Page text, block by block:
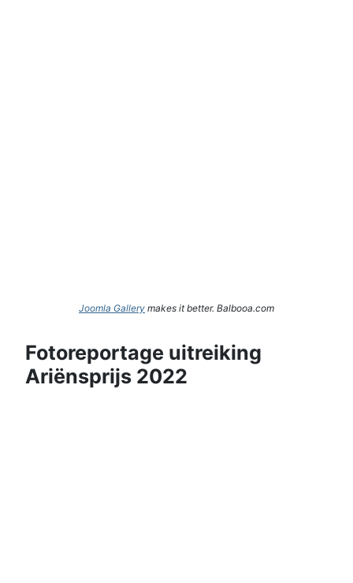
Joomla Gallery makes it better. Balbooa.com
Fotoreportage uitreiking
Ariënsprijs 2022